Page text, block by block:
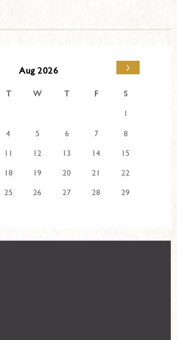
Aug 2026 ›
T W T F
S
1
4 5 6 7
8
11 12 13 14
15
18 19 20 21
22
25 26 27 28
29